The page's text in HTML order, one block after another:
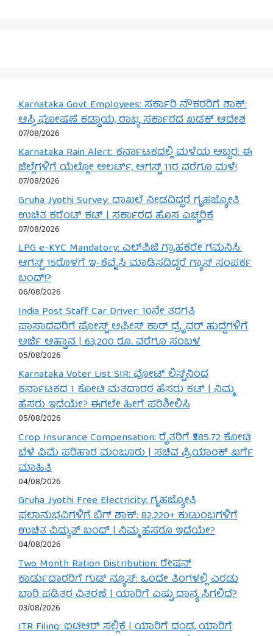
Karnataka Govt Employees: ಸರ್ಕಾರಿ ನೌಕರರಿಗೆ ಶಾಕ್:
ಆಸ್ತಿ ಘೋಷಣೆ ಕಡ್ಡಾಯ, ರಾಜ್ಯ ಸರ್ಕಾರದ ಖಡಕ್ ಆದೇಶ
07/08/2026
Karnataka Rain Alert: ಕರ್ನಾಟಕದಲ್ಲಿ ಮಳೆಯ ಅಬ್ಬರ: ಈ
ಜಿಲ್ಲೆಗಳಿಗೆ ಯೆಲ್ಲೋ ಅಲರ್ಟ್, ಆಗಸ್ಟ್ 11ರ ವರೆಗೂ ಮಳೆ!
07/08/2026
Gruha Jyothi Survey: ದಾಖಲೆ ನೀಡದಿದ್ದರೆ ಗೃಹಜ್ಯೋತಿ
ಉಚಿತ ಕರೆಂಟ್ ಕಟ್ | ಸರ್ಕಾರದ ಹೊಸ ಎಚ್ಚರಿಕೆ
07/08/2026
LPG e-KYC Mandatory: ಎಲ್‌ಪಿಜಿ ಗ್ರಾಹಕರೇ ಗಮನಿಸಿ:
ಆಗಸ್ಟ್ 15ರೊಳಗೆ ಇ-ಕೆವೈಸಿ ಮಾಡಿಸದಿದ್ದರೆ ಗ್ಯಾಸ್ ಸಂಪರ್ಕ
ಬಂದ್!?
06/08/2026
India Post Staff Car Driver: 10ನೇ ತರಗತಿ
ಪಾಸಾದವರಿಗೆ ಪೋಸ್ಟ್ ಆಫೀಸ್ ಕಾರ್ ಡ್ರೈವರ್ ಹುದ್ದೆಗಳಿಗೆ
ಅರ್ಜಿ ಆಹ್ವಾನ | 63,200 ರೂ. ವರೆಗೂ ಸಂಬಳ
05/08/2026
Karnataka Voter List SIR: ವೋಟ್ ಲಿಸ್ಟ್‌ನಿಂದ
ಕರ್ನಾಟಕದ 1 ಕೋಟಿ ಮತದಾರರ ಹೆಸರು ಕಟ್ | ನಿಮ್ಮ
ಹೆಸರು ಇದೆಯೇ? ಈಗಲೇ ಹೀಗೆ ಪರಿಶೀಲಿಸಿ
05/08/2026
Crop Insurance Compensation: ರೈತರಿಗೆ ₹585.72 ಕೋಟಿ
ಬೆಳೆ ವಿಮೆ ಪರಿಹಾರ ಮಂಜೂರು | ಸಚಿವ ಪ್ರಿಯಾಂಕ್ ಖರ್ಗೆ
ಮಾಹಿತಿ
04/08/2026
Gruha Jyothi Free Electricity: ಗೃಹಜ್ಯೋತಿ
ಫಲಾನುಭವಿಗಳಿಗೆ ಬಿಗ್ ಶಾಕ್: 82,220+ ಕುಟುಂಬಗಳಿಗೆ
ಉಚಿತ ವಿದ್ಯುತ್ ಬಂದ್ | ನಿಮ್ಮ ಹೆಸರೂ ಇದೆಯೇ?
04/08/2026
Two Month Ration Distribution: ರೇಷನ್
ಕಾರ್ಡುದಾರರಿಗೆ ಗುಡ್ ನ್ಯೂಸ್: ಒಂದೇ ತಿಂಗಳಲ್ಲಿ ಎರಡು
ಬಾರಿ ಪಡಿತರ ವಿತರಣೆ | ಯಾರಿಗೆ ಎಷ್ಟು ಧಾನ್ಯ ಸಿಗಲಿದೆ?
03/08/2026
ITR Filing: ಐಟಿಆರ್ ಸಲ್ಲಿಕೆ | ಯಾರಿಗೆ ದಂಡ, ಯಾರಿಗೆ